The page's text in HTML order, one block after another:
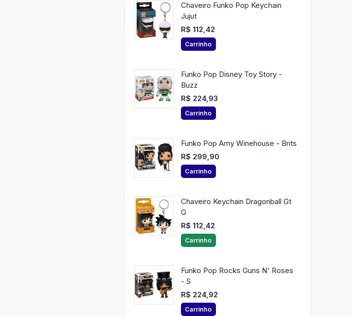
Chaveiro Funko Pop Keychain
Jujut
R$ 112,42
Carrinho
Funko Pop Disney Toy Story -
Buzz
R$ 224,93
Carrinho
Funko Pop Amy Winehouse - Brits
R$ 299,90
Carrinho
Chaveiro Keychain Dragonball Gt
G
R$ 112,42
Carrinho
Funko Pop Rocks Guns N' Roses
- S
R$ 224,92
Carrinho